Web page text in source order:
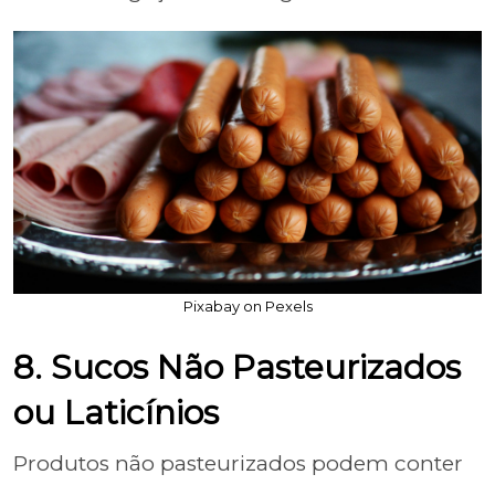
Pixabay on Pexels
8. Sucos Não Pasteurizados
ou Laticínios
Produtos não pasteurizados podem conter